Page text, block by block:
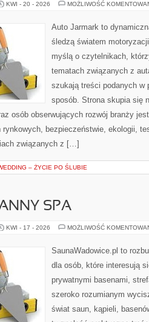
KWI - 20 - 2026 MOŻLIWOŚĆ
Auto Jarmark to
śledzą światem
myślą o czytelnikach,
tematach związanych z
szukają treści podanych w
sposób. Strona skupia się
osób obserwujących rozwój branży
rynkowych, bezpieczeństwie, ekologii,
związanych z […]
– ŻYCIE PO ŚLUBIE
SPA
KWI - 17 - 2026 MOŻLIWOŚĆ
SaunaWadowice.pl to
dla osób, które interesują
prywatnymi basenami,
szeroko rozumianym
świat saun, kąpieli,